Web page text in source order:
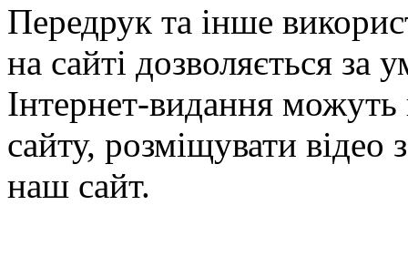
Передрук та інше
на сайті дозволяється
Інтернет-видання можуть
сайту, розміщувати відео
наш сайт.